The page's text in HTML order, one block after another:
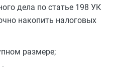
дела по статье 198 УК
накопить налоговых
размере;